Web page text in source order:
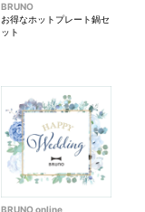
BRUNO
お得なホットプレート鍋セ
ット
BRUNO online